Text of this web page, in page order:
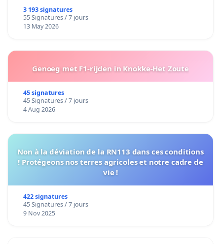
3 193 signatures
55 Signatures / 7 jours
13 May 2026
Genoeg met F1-rijden in Knokke-Het Zoute
45 signatures
45 Signatures / 7 jours
4 Aug 2026
Non à la déviation de la RN113 dans ces conditions
! Protégeons nos terres agricoles et notre cadre de
vie !
422 signatures
45 Signatures / 7 jours
9 Nov 2025